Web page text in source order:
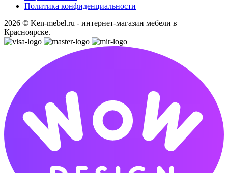
Политика конфиденциальности
2026 © Ken-mebel.ru - интернет-магазин мебели в
Красноярске.